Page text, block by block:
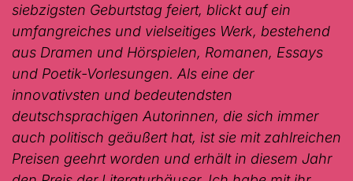
siebzigsten Geburtstag feiert, blickt auf ein
umfangreiches und vielseitiges Werk, bestehend
aus Dramen und Hörspielen, Romanen, Essays
und Poetik-Vorlesungen. Als eine der
innovativsten und bedeutendsten
deutschsprachigen Autorinnen, die sich immer
auch politisch geäußert hat, ist sie mit zahlreichen
Preisen geehrt worden und erhält in diesem Jahr